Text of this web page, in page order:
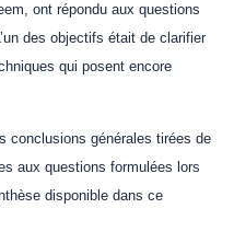
ont répondu aux questions
des objectifs était de clarifier
qui posent encore
conclusions générales tirées de
aux questions formulées lors
disponible dans ce